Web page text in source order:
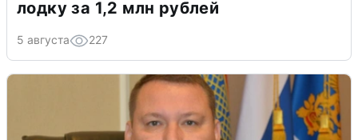
лодку за 1,2 млн рублей
5 августа 227